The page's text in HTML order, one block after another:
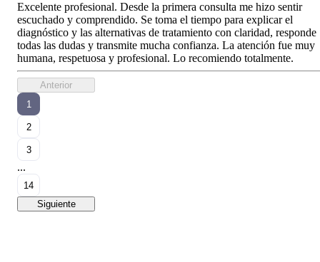
Excelente profesional. Desde la primera consulta me hizo sentir
escuchado y comprendido. Se toma el tiempo para explicar el
diagnóstico y las alternativas de tratamiento con claridad, responde
todas las dudas y transmite mucha confianza. La atención fue muy
humana, respetuosa y profesional. Lo recomiendo totalmente.
Anterior
1
2
3
...
14
Siguiente